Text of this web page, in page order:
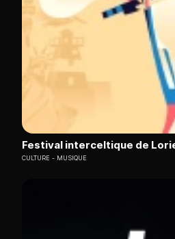
Festival interceltique de
CULTURE MUSIQUE